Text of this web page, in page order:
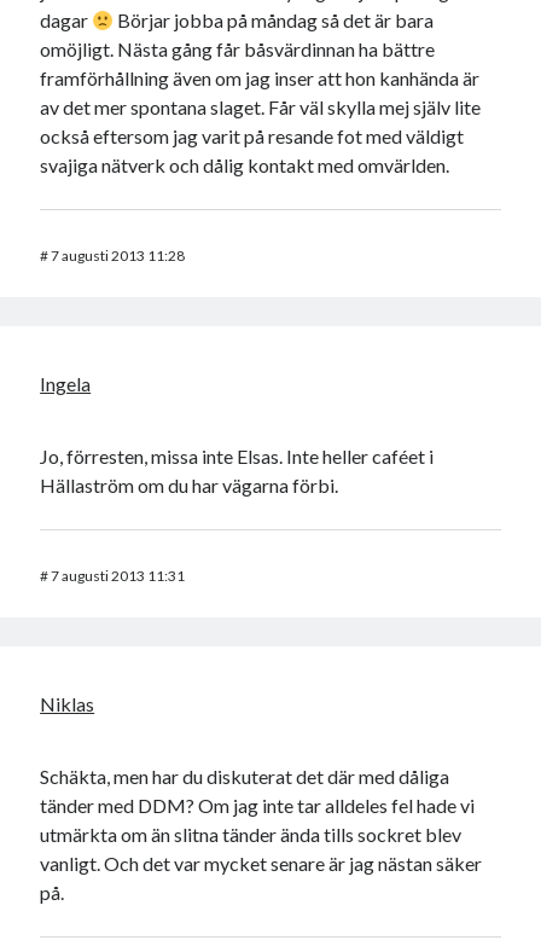
dagar
Börjar jobba på måndag så det är bara
omöjligt. Nästa gång får båsvärdinnan ha bättre
framförhållning även om jag inser att hon kanhända är
av det mer spontana slaget. Får väl skylla mej själv lite
också eftersom jag varit på resande fot med väldigt
svajiga nätverk och dålig kontakt med omvärlden.
#7 augusti 2013 11:28
Ingela
Jo, förresten, missa inte Elsas. Inte heller caféet i
Hällaström om du har vägarna förbi.
#7 augusti 2013 11:31
Niklas
Schäkta, men har du diskuterat det där med dåliga
tänder med DDM? Om jag inte tar alldeles fel hade vi
utmärkta om än slitna tänder ända tills sockret blev
vanligt. Och det var mycket senare är jag nästan säker
på.